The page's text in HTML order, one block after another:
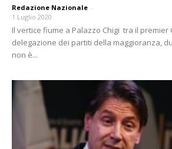
Redazione Nazionale -
1 Luglio 2020
Il vertice fiume a Palazzo Chigi tra il premier
delegazione dei partiti della maggioranza,
non è...